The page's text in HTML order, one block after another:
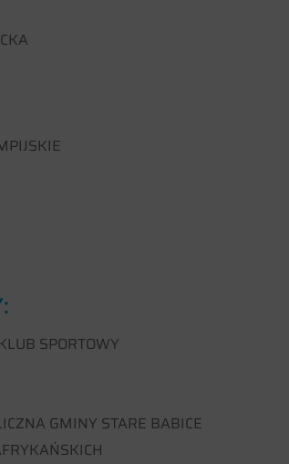
SPORTOWY
GMINY STARE BABICE